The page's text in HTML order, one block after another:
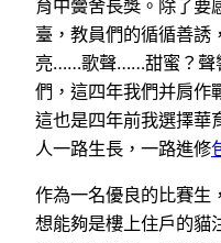
育中黌舍長獎。除了要
臺，教員們的循循善誘
亮……歌聲……甜蜜？聲
們，這四年我們并肩作
這也是四年前我選擇華
人一路生長，一路進修
作為一名優良的比賽生
想能夠是樓上住戶的貓